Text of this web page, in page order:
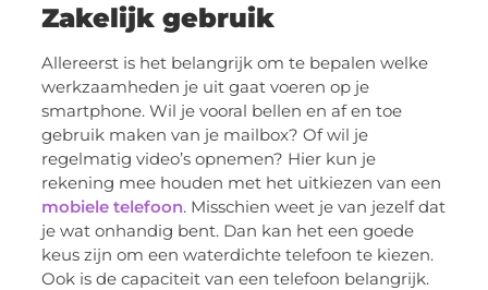
Zakelijk gebruik
Allereerst is het belangrijk om te bepalen welke
werkzaamheden je uit gaat voeren op je
smartphone. Wil je vooral bellen en af en toe
gebruik maken van je mailbox? Of wil je
regelmatig video’s opnemen? Hier kun je
rekening mee houden met het uitkiezen van een
mobiele telefoon. Misschien weet je van jezelf dat
je wat onhandig bent. Dan kan het een goede
keus zijn om een waterdichte telefoon te kiezen.
Ook is de capaciteit van een telefoon belangrijk.